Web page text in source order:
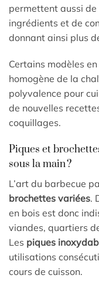
permettent aussi
ingrédients et de
donnant ainsi plus
Certains modèles
homogène de la
polyvalence pour
de nouvelles
coquillages.
Piques et
sous la main ?
L’art du barbecue
brochettes variées.
en bois est donc
viandes, quartiers
Les piques
utilisations
cours de cuisson.